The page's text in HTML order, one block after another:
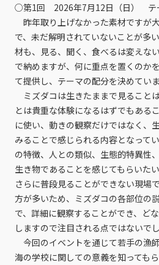
○第1回 2026年7月12日（日） テ
昨年取り上げなかった素材ですが
で、未だ解明されていないことが多
材も、見る、聞く、食べるは変えな
で納めますが、何に重点を置くのか
て提供し、テーマの配分を決めていま
ミズダコは生きたままで見ること
とは貴重な体験になるはずでもある
に使い、動きの観察だけではなく、
みることで感じられる内容となって
の特徴、人との類似、生態的特異性
生き物であることを感じてもらいたい
さらに普段見ることができない現場
方が多いため、ミズダコの各部位の
で、詳細に観察することができ、ど
しますので注目される点ではないでし
今回のイベントを通じて若手の漁
海の学校に関しての意義を知っても